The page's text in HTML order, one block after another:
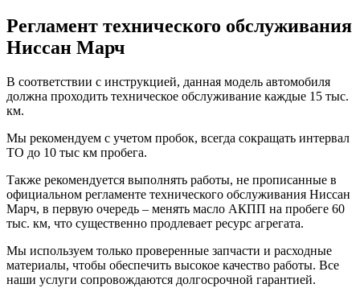
Регламент технического обслуживания
Ниссан Марч
В соответствии с инструкцией, данная модель автомобиля
должна проходить техническое обслуживание каждые 15 тыс.
км.
Мы рекомендуем с учетом пробок, всегда сокращать интервал
ТО до 10 тыс км пробега.
Также рекомендуется выполнять работы, не прописанные в
официальном регламенте технического обслуживания Ниссан
Марч, в первую очередь – менять масло АКПП на пробеге 60
тыс. км, что существенно продлевает ресурс агрегата.
Мы используем только проверенные запчасти и расходные
материалы, чтобы обеспечить высокое качество работы. Все
наши услуги сопровождаются долгосрочной гарантией.